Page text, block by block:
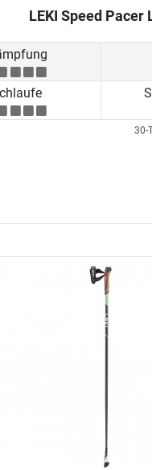
LEKI Speed Pacer
30-